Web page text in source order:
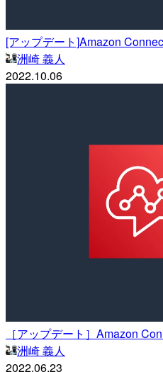
[アップデート]Amazon
洲崎 義人
2022.10.06
［アップデート］Amazon
洲崎 義人
2022.06.23